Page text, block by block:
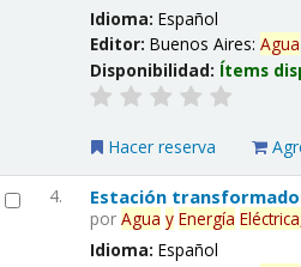
Idioma:Español
Editor:Buenos Aires:Agua
Disponibilidad: Ítems
Hacer reserva
4. Estación
porAgua y Energía
Idioma:Español